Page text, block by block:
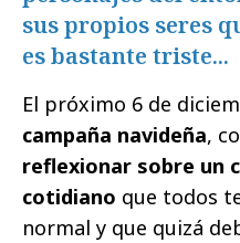
sus propios seres
es bastante triste...
El próximo 6 de
campaña navideña,
reflexionar sobre un
cotidiano que todos
normal y que quizá